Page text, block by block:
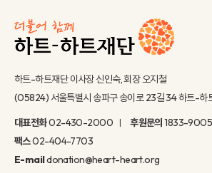
하트-하트재단 이사장 신인숙, 회장 오지철
(05824) 서울특별시 송파구 송이로 23길 34 하트-하
대표전화02-430-2000 후원문의1833-9005
팩스02-404-7703
E-maildonation@heart-heart.org